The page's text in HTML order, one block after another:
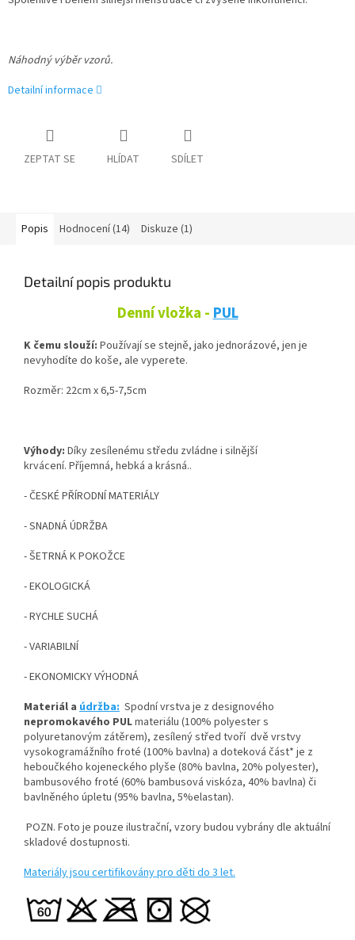
Náhodný výběr vzorů.
Detailní informace
ZEPTAT SE HLÍDAT SDÍLET
Popis Hodnocení (14) Diskuze (1)
Detailní popis produktu
Denní vložka - PUL
K čemu slouží: Používají se stejně, jako jednorázové, jen je
nevyhodíte do koše, ale vyperete.
Rozměr: 22cm x 6,5-7,5cm
Výhody: Díky zesílenému středu zvládne i silnější
krvácení. Příjemná, hebká a krásná..
- ČESKÉ PŘÍRODNÍ MATERIÁLY
- SNADNÁ ÚDRŽBA
- ŠETRNÁ K POKOŽCE
- EKOLOGICKÁ
- RYCHLE SUCHÁ
- VARIABILNÍ
- EKONOMICKY VÝHODNÁ
Materiál a údržba: Spodní vrstva je z designového
nepromokavého PULmateriálu (100% polyester s
polyuretanovým zátěrem), zesílený střed tvoří dvě vrstvy
vysokogramážního froté (100% bavlna) a doteková část* je z
heboučkého kojeneckého plyše (80% bavlna, 20% polyester),
bambusového froté (60% bambusová viskóza, 40% bavlna) či
bavlněného úpletu (95% bavlna, 5%elastan).
POZN. Foto je pouze ilustrační, vzory budou vybrány dle aktuální
skladové dostupnosti.
Materiály jsou certifikovány pro děti do 3 let.